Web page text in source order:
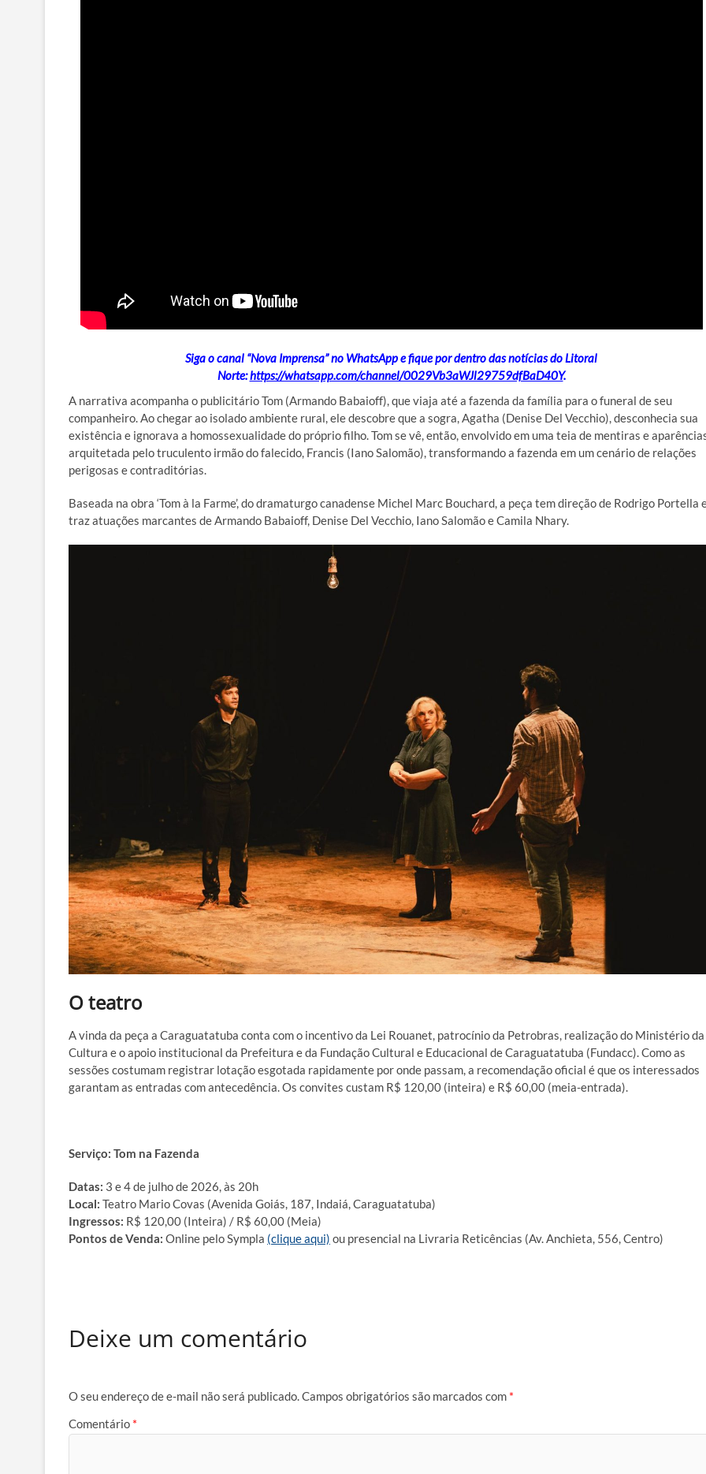
Siga o canal “Nova Imprensa” no WhatsApp e fique por dentro das notícias do Litoral
Norte:https://whatsapp.com/channel/0029Vb3aWJl29759dfBaD40Y.
A narrativa acompanha o publicitário Tom (Armando Babaioff), que viaja até a fazenda da família para o funeral de seu
companheiro. Ao chegar ao isolado ambiente rural, ele descobre que a sogra, Agatha (Denise Del Vecchio), desconhecia sua
existência e ignorava a homossexualidade do próprio filho. Tom se vê, então, envolvido em uma teia de mentiras e
arquitetada pelo truculento irmão do falecido, Francis (Iano Salomão), transformando a fazenda em um cenário de relações
perigosas e contraditórias.
Baseada na obra ‘Tom à la Farme’, do dramaturgo canadense Michel Marc Bouchard, a peça tem direção de Rodrigo Portella
traz atuações marcantes de Armando Babaioff, Denise Del Vecchio, Iano Salomão e Camila Nhary.
O teatro
A vinda da peça a Caraguatatuba conta com o incentivo da Lei Rouanet, patrocínio da Petrobras, realização do Ministério da
Cultura e o apoio institucional da Prefeitura e da Fundação Cultural e Educacional de Caraguatatuba (Fundacc). Como as
sessões costumam registrar lotação esgotada rapidamente por onde passam, a recomendação oficial é que os interessados
garantam as entradas com antecedência. Os convites custam R$ 120,00 (inteira) e R$ 60,00 (meia-entrada).
Serviço: Tom na Fazenda
Datas: 3 e 4 de julho de 2026, às 20h
Local: Teatro Mario Covas (Avenida Goiás, 187, Indaiá, Caraguatatuba)
Ingressos: R$ 120,00 (Inteira) / R$ 60,00 (Meia)
Pontos de Venda: Online pelo Sympla (clique aqui) ou presencial na Livraria Reticências (Av. Anchieta, 556, Centro)
Deixe um comentário
O seu endereço de e-mail não será publicado. Campos obrigatórios são marcados com *
Comentário *